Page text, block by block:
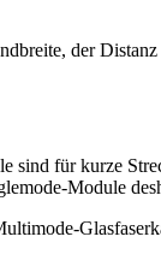
der
für kurze
Module